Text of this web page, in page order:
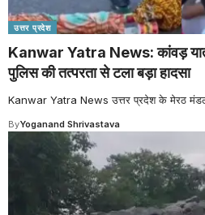
उत्तर प्रदेश
Kanwar Yatra News: कांवड़
पुलिस की तत्परता से टला बड़ा हादसा
Kanwar Yatra News उत्तर प्रदेश के मेरठ
ByYoganand Shrivastava